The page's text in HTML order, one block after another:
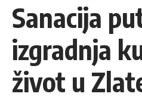
Sanacija
izgradnja
život u